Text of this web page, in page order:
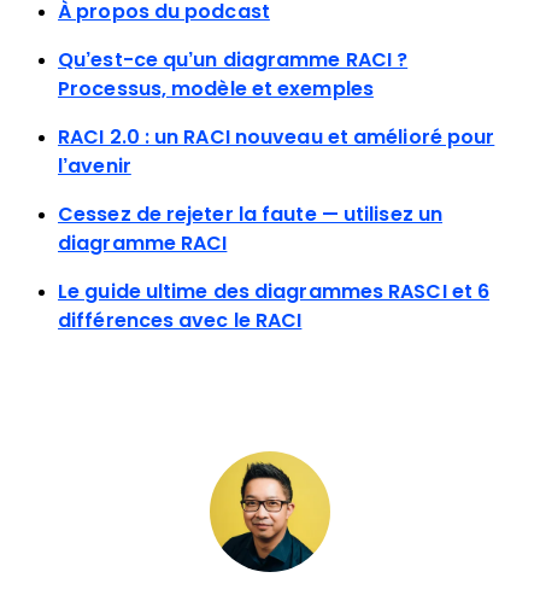
À propos du podcast
Qu’est-ce qu’un diagramme RACI ?
Processus, modèle et exemples
RACI 2.0 : un RACI nouveau et amélioré pour
l’avenir
Cessez de rejeter la faute — utilisez un
diagramme RACI
Le guide ultime des diagrammes RASCI et 6
différences avec le RACI